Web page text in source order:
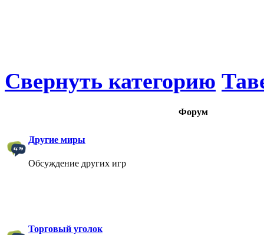
Свернуть категорию
Форум
Другие миры
Обсуждение других игр
Торговый уголок